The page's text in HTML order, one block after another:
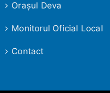
Oraşul Deva
Monitorul Oficial Local
Contact